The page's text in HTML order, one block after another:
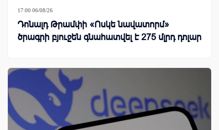
17:00 06/08/26
Դոնալդ Թրամփի «Ոսկե նավատորմ»
ծրագրի բյուջեն գնահատվել է 275 մլրդ դոլար